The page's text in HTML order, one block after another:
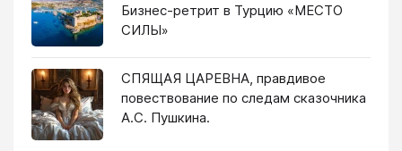
Бизнес-ретрит в Турцию «МЕСТО
СИЛЫ»
СПЯЩАЯ ЦАРЕВНА, правдивое
повествование по следам сказочника
А.С. Пушкина.